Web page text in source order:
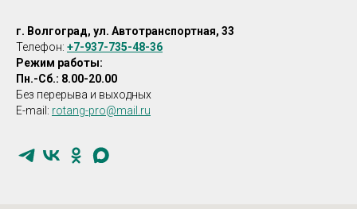
г. Волгоград, ул. Автотранспортная, 33
Телефон: +7-937-735-48-36
Режим работы:
Пн.-Сб.: 8.00-20.00
Без перерыва и выходных
E-mail: rotang-pro@mail.ru